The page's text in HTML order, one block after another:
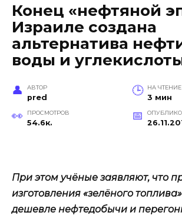
Конец «нефтяной
Израиле создана
альтернатива
воды и
АВТОР
pred
НА ЧТЕНИЕ
3 мин
ПРОСМОТРОВ
54.6к.
При этом учёные заявляют, что
изготовления «зелёного
дешевле нефтедобычи и